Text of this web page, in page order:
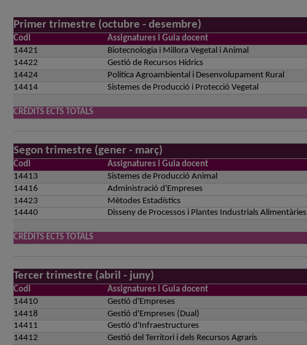
Primer trimestre (octubre - desembre)
Codi Assignatures i Guia docent
14421
Biotecnologia i Millora Vegetal i Animal
14422
Gestió de Recursos Hídrics
14424
Política Agroambiental i Desenvolupament Rural
14414
Sistemes de Producció i Protecció Vegetal
CRÈDITS ECTS TOTALS
Segon trimestre (gener - març)
Codi Assignatures i Guia docent
14413
Sistemes de Producció Animal
14416
Administració d'Empreses
14423
Mètodes Estadístics
14440
Disseny de Processos i Plantes Industrials Alimentàries
CRÈDITS ECTS TOTALS
Tercer trimestre (abril - juny)
Codi Assignatures i Guia docent
14410
Gestió d'Empreses
14418
Gestió d'Empreses (Dual)
14411
Gestió d'Infraestructures
14412
Gestió del Territori i dels Recursos Agraris